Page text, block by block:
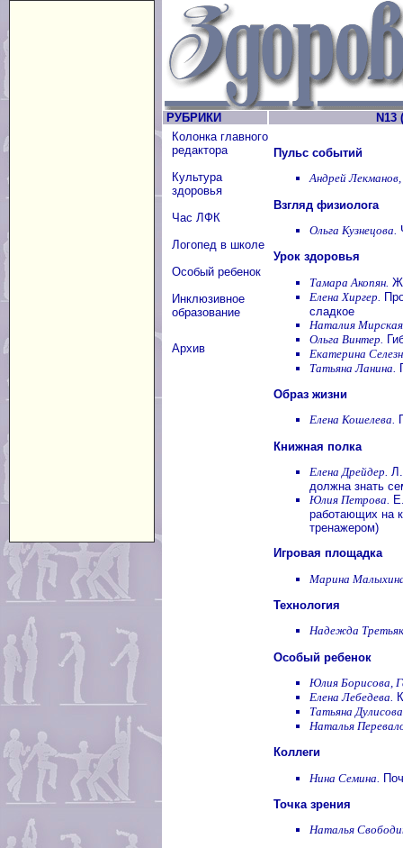
РУБРИКИ
N13
Колонка главного
редактора
Культура
здоровья
Час ЛФК
Логопед в школе
Особый ребенок
Инклюзивное
образование
Архив
Пульс событий
Андрей
Взгляд физиолога
Ольга Кузнецова.
Урок здоровья
Тамара Акопян.
Елена Хиргер.
сладкое
Наталия
Ольга Винтер.
Екатерина
Татьяна Ланина.
Образ жизни
Елена Кошелева.
Книжная полка
Елена Дрейдер.
должна знать
Юлия Петрова.
работающих на
тренажером)
Игровая площадка
Марина
Технология
Надежда
Особый ребенок
Юлия Борисова,
Елена Лебедева.
Татьяна
Наталья
Коллеги
Нина Семина.
Точка зрения
Наталья